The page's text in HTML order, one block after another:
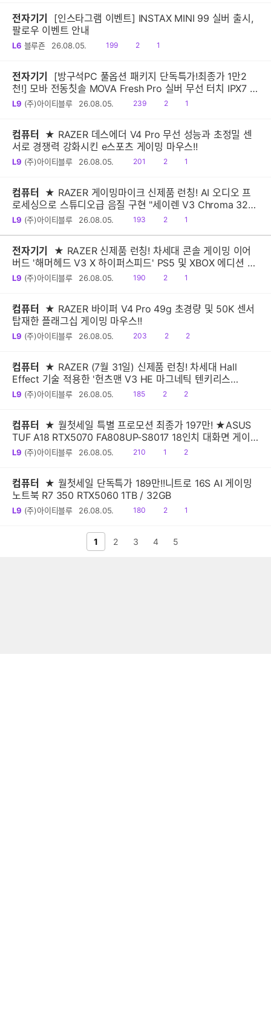
전자기기
[인스타그램 이벤트] INSTAX MINI 99 실버 출시,
팔로우 이벤트 안내
L6 블루죤 26.08.05.
읽
199
공
2
댓1
전자기기
[방구석PC 풀옵션 패키지 단독특가!최종가 1만2
천!] 모바 전동칫솔 MOVA Fresh Pro 실버 무선 터치 IPX7 방
수 10단계 진동 음파 전동칫솔
L9 (주)아이티블루 26.08.05.
읽
239
공
2
댓1
컴퓨터
★ RAZER 데스에더 V4 Pro 무선 성능과 초정밀 센
서로 경쟁력 강화시킨 e스포츠 게이밍 마우스!!
L9 (주)아이티블루 26.08.05.
읽
201
공
2
댓1
컴퓨터
★ RAZER 게이밍마이크 신제품 런칭! AI 오디오 프
로세싱으로 스튜디오급 음질 구현 "세이렌 V3 Chroma 32-
Bit DSP"
L9 (주)아이티블루 26.08.05.
읽
193
공
2
댓1
전자기기
★ RAZER 신제품 런칭! 차세대 콘솔 게이밍 이어
버드 '해머헤드 V3 X 하이퍼스피드' PS5 및 XBOX 에디션 출
시!
L9 (주)아이티블루 26.08.05.
읽
190
공
2
댓1
컴퓨터
★ RAZER 바이퍼 V4 Pro 49g 초경량 및 50K 센서
탑재한 플래그십 게이밍 마우스!!
L9 (주)아이티블루 26.08.05.
읽
203
공
2
댓
2
컴퓨터
★ RAZER (7월 31일) 신제품 런칭! 차세대 Hall
Effect 기술 적용한 '헌츠맨 V3 HE 마그네틱 텐키리스
8KHz, 미니 65% 8KHz' 출시
L9 (주)아이티블루 26.08.05.
읽
185
공
2
댓
2
컴퓨터
★ 월첫세일 특별 프로모션 최종가 197만! ★ASUS
TUF A18 RTX5070 FA808UP-S8017 18인치 대화면 게이
밍노트북
L9 (주)아이티블루 26.08.05.
읽
210
공1
댓
2
컴퓨터
★ 월첫세일 단독특가 189만!!니트로 16S AI 게이밍
노트북 R7 350 RTX5060 1TB / 32GB
L9 (주)아이티블루 26.08.05.
읽
180
공
2
댓1
1 2 3 4 5
다음 페이지